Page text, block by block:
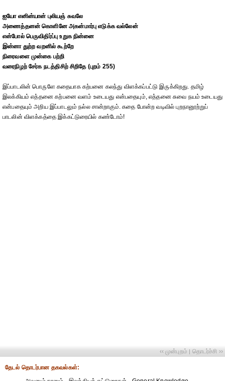
ஐயோ எனின்யான் புலியஞ் சுவலே
அணைத்தனன் கொளினே அகன்மார்பு எடுக்க வல்லேன்
என்போல் பெருவிதிர்ப்பு உறுக நின்னை
இன்னா துற்ற வறனில் கூற்றே
நிரைவளை முன்கை பற்றி
வரைநிழற் சேர்க நடத்திசிற் சிறிதே (புறம் 255)
இப்பாடலின் பொருளே கதையாக கற்பனை கலந்து விளக்கப்பட்டு இருக்கிறது. தமிழ்
இலக்கியம் எத்தனை கற்பனை வளம் உடையது என்பதையும், எத்தனை சுவை நயம் உடையது
என்பதையும் அறிய இப்பாடலும் நல்ல சான்றாகும். கதை போன்ற வடிவில் புறநானூற்றுப்
பாடலின் விளக்கத்தை இக்கட்டுரையில் கண்டோம்!
‹‹ முன்புறம் | தொடர்ச்சி ››
தேட‌ல் தொட‌ர்பான தகவ‌ல்க‌ள்: